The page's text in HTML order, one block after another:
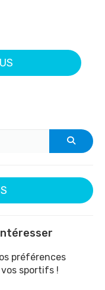
préférences
sportifs !